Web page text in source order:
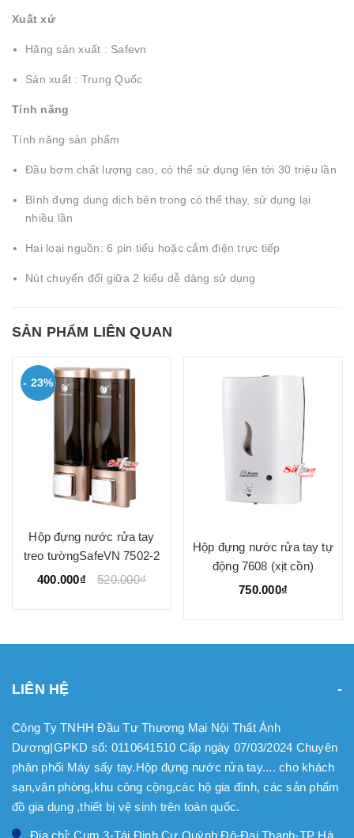
Xuất xứ
Hãng sản xuất : Safevn
Sản xuất : Trung Quốc
Tính năng
Tính năng sản phẩm
Đầu bơm chất lượng cao, có thể sử dụng lên tới 30 triệu lần
Bình đựng dung dịch bên trong có thể thay, sử dụng lại
nhiều lần
Hai loại nguồn: 6 pin tiểu hoặc cắm điện trực tiếp
Nút chuyển đổi giữa 2 kiểu dễ dàng sử dụng
SẢN PHẨM LIÊN QUAN
- 23%
Hộp đựng nước rửa tay
treo tườngSafeVN 7502-2
400.000₫
520.000₫
Hộp đựng nước rửa tay tự
động 7608 (xịt cồn)
750.000₫
LIÊN HỆ
Công Ty TNHH Đầu Tư Thương Mại Nội Thất Ánh
Dương|GPKD số: 0110641510 Cấp ngày 07/03/2024 Chuyên
phân phối Máy sấy tay.Hộp đựng nước rửa tay.... cho khách
sạn,văn phòng,khu công cộng,các hộ gia đình, các sản phẩm
đồ gia dụng ,thiết bị vệ sinh trên toàn quốc.